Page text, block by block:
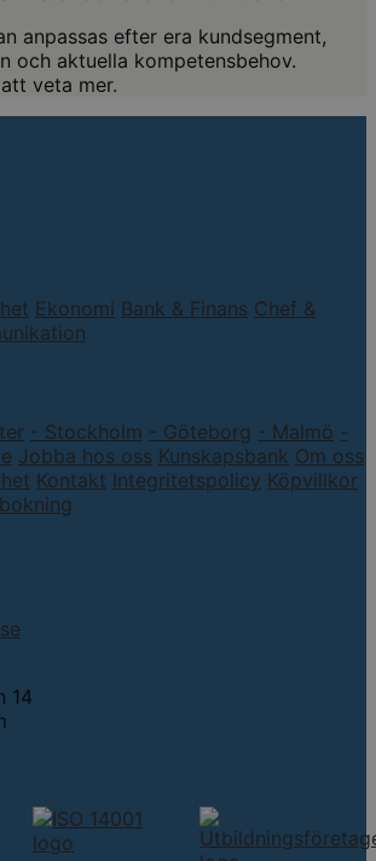
anpassas efter era kundsegment,
och aktuella kompetensbehov.
veta mer.
Ekonomi Bank & Finans Chef &
- Stockholm - Göteborg - Malmö -
Jobba hos oss Kunskapsbank Om oss
Kontakt Integritetspolicy Köpvillkor
14